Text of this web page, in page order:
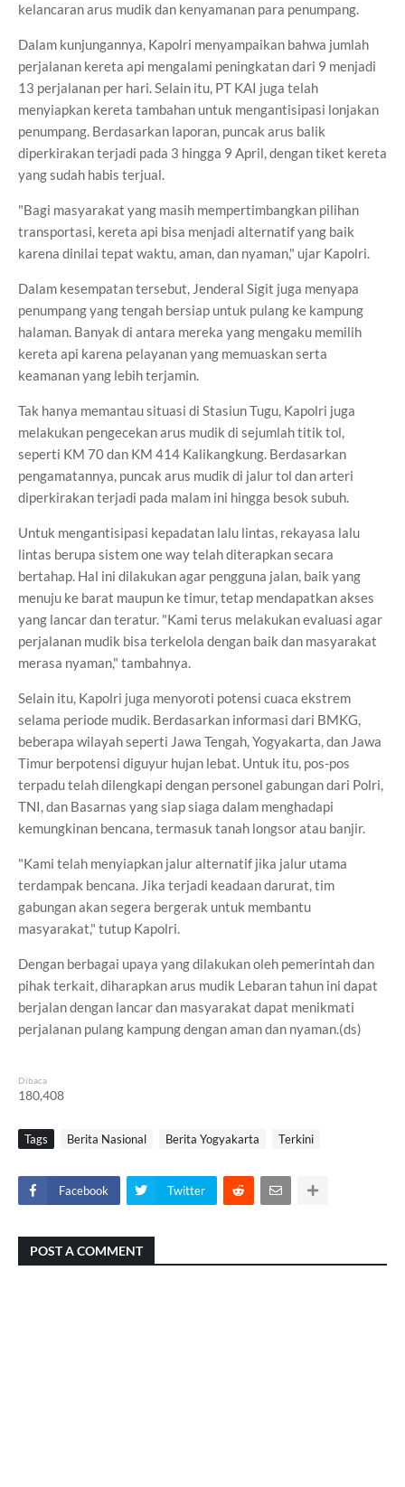
kelancaran arus mudik dan kenyamanan para penumpang.
Dalam kunjungannya, Kapolri menyampaikan bahwa jumlah
perjalanan kereta api mengalami peningkatan dari 9 menjadi
13 perjalanan per hari. Selain itu, PT KAI juga telah
menyiapkan kereta tambahan untuk mengantisipasi lonjakan
penumpang. Berdasarkan laporan, puncak arus balik
diperkirakan terjadi pada 3 hingga 9 April, dengan tiket kereta
yang sudah habis terjual.
"Bagi masyarakat yang masih mempertimbangkan pilihan
transportasi, kereta api bisa menjadi alternatif yang baik
karena dinilai tepat waktu, aman, dan nyaman," ujar Kapolri.
Dalam kesempatan tersebut, Jenderal Sigit juga menyapa
penumpang yang tengah bersiap untuk pulang ke kampung
halaman. Banyak di antara mereka yang mengaku memilih
kereta api karena pelayanan yang memuaskan serta
keamanan yang lebih terjamin.
Tak hanya memantau situasi di Stasiun Tugu, Kapolri juga
melakukan pengecekan arus mudik di sejumlah titik tol,
seperti KM 70 dan KM 414 Kalikangkung. Berdasarkan
pengamatannya, puncak arus mudik di jalur tol dan arteri
diperkirakan terjadi pada malam ini hingga besok subuh.
Untuk mengantisipasi kepadatan lalu lintas, rekayasa lalu
lintas berupa sistem one way telah diterapkan secara
bertahap. Hal ini dilakukan agar pengguna jalan, baik yang
menuju ke barat maupun ke timur, tetap mendapatkan akses
yang lancar dan teratur. "Kami terus melakukan evaluasi agar
perjalanan mudik bisa terkelola dengan baik dan masyarakat
merasa nyaman," tambahnya.
Selain itu, Kapolri juga menyoroti potensi cuaca ekstrem
selama periode mudik. Berdasarkan informasi dari BMKG,
beberapa wilayah seperti Jawa Tengah, Yogyakarta, dan Jawa
Timur berpotensi diguyur hujan lebat. Untuk itu, pos-pos
terpadu telah dilengkapi dengan personel gabungan dari Polri,
TNI, dan Basarnas yang siap siaga dalam menghadapi
kemungkinan bencana, termasuk tanah longsor atau banjir.
"Kami telah menyiapkan jalur alternatif jika jalur utama
terdampak bencana. Jika terjadi keadaan darurat, tim
gabungan akan segera bergerak untuk membantu
masyarakat," tutup Kapolri.
Dengan berbagai upaya yang dilakukan oleh pemerintah dan
pihak terkait, diharapkan arus mudik Lebaran tahun ini dapat
berjalan dengan lancar dan masyarakat dapat menikmati
perjalanan pulang kampung dengan aman dan nyaman.(ds)
Dibaca
180,408
Tags Berita Nasional Berita Yogyakarta Terkini
Facebook Twitter
POST A COMMENT